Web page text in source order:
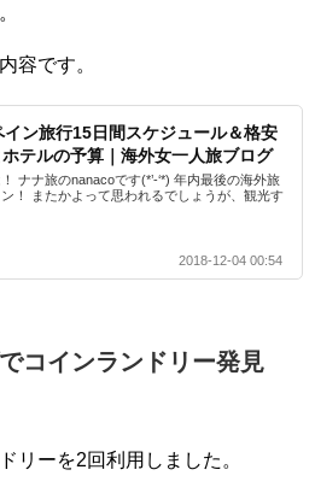
容です。
イン旅行15日間スケジュール＆格安
テルの予算｜海外女一人旅ブログ
ナナ旅のnanacoです(*’-‘*) 年内最後の海外旅
！ またかよって思われるでしょうが、観光す
2018-12-04 00:54
コインランドリー発見
リーを2回利用しました。